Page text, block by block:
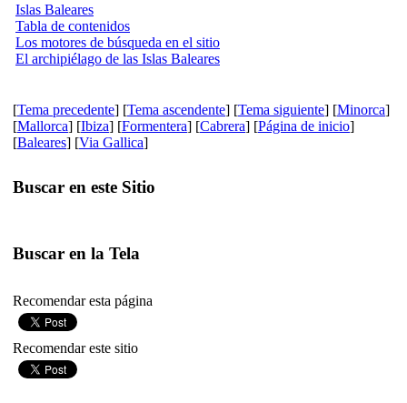
Islas Baleares
Tabla de contenidos
Los motores de búsqueda en el sitio
El archipiélago de las Islas Baleares
[Tema precedente] [Tema ascendente] [Tema siguiente] [Minorca]
[Mallorca] [Ibiza] [Formentera] [Cabrera] [Página de inicio]
[Baleares] [Via Gallica]
Buscar en este Sitio
Buscar en la Tela
Recomendar esta página
Recomendar este sitio